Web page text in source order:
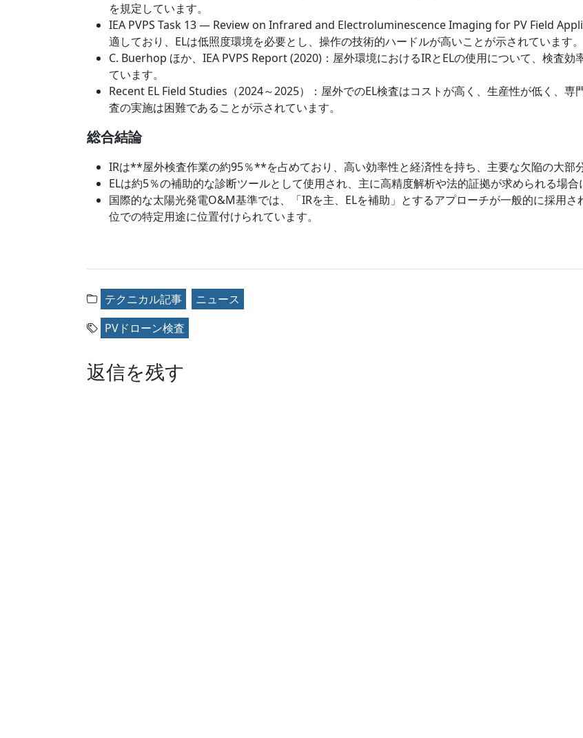
を規定しています。
IEA PVPS Task 13 — Review on Infrared and Electroluminescence Imaging for PV Field
適しており、ELは低照度環境を必要とし、操作の技術的ハードルが高いことが示されています。
C. Buerhop ほか、IEA PVPS Report (2020)：屋外環境におけるIRとELの使用について、検査
ています。
Recent EL Field Studies（2024～2025）：屋外でのEL検査はコストが高く、生産性が低く、
査の実施は困難であることが示されています。
総合結論
IRは**屋外検査作業の約95％**を占めており、高い効率性と経済性を持ち、主要な欠陥の大部
ELは約5％の補助的な診断ツールとして使用され、主に高精度解析や法的証拠が求められる場合
国際的な太陽光発電O&M基準では、「IRを主、ELを補助」とするアプローチが一般的に採用
位での特定用途に位置付けられています。
テクニカル記事
ニュース
PVドローン検査
返信を残す